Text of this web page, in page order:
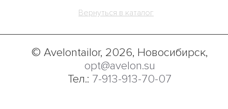
Вернуться в каталог
© Avelontailor, 2026, Новосибирск,
opt@avelon.su
Тел.: 7-913-913-70-07
Нажимая на кнопку «Я согласен» вы даёте
персональных данных (или данных вашей
компании), а также разрешаете нам
обработку ваших персональных данные в
связи с использованием систем
Яндекс.Метрики и Carrot Quest на условиях,